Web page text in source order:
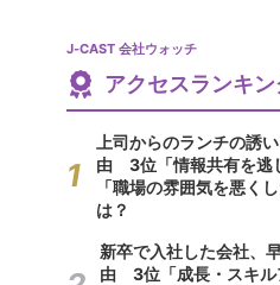
J-CAST 会社ウォッチ
アクセスランキン
上司からのランチの誘
由 3位「情報共有を逃
「職場の雰囲気を悪く
は？
新卒で入社した会社、
由 3位「成長・スキル